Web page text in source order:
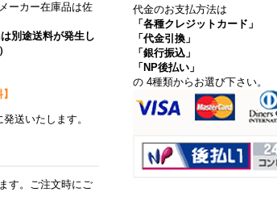
ーカー在庫品は佐
別途送料が発生し
送いたします。
す。ご注文時にご
代金のお支払方法は
「各種クレジットカード」
「代金引換」
「銀行振込」
「NP後払い」
の 4種類からお選び下さい。